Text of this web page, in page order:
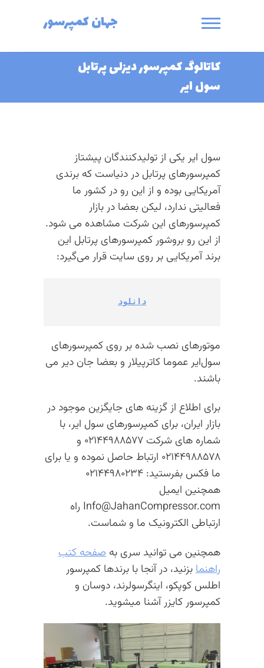
جهان کمپرسور
کاتالوگ کمپرسور دیزلی پرتابل
سول ایر
سول ایر یکی از تولیدکنندگان پیشتاز
کمپرسورهای پرتابل در دنیاست که برندی
آمریکایی بوده و از این رو در کشور ما
فعالیتی ندارد، لیکن بعضا در بازار
کمپرسورهای این شرکت مشاهده می شود.
از این رو بروشور کمپرسورهای پرتابل این
برند آمریکایی بر روی سایت قرار می‌گیرد:
دانلود
موتورهای نصب شده بر روی کمپرسورهای
سول‌ایر عموما کاترپیلار و بعضا جان دیر می
باشند.
برای اطلاع از گزینه های جایگزین موجود در
بازار ایران، برای کمپرسورهای سول ایر، با
شماره های شرکت ۰۲۱۴۴۹۸۸۵۷۷ و
۰۲۱۴۴۹۸۸۵۷۸ ارتباط حاصل نموده و یا برای
ما فکس بفرستید: ۰۲۱۴۴۹۸۰۲۳۴
همچنین ایمیل
Info@JahanCompressor.com راه
ارتباطی الکترونیک ما و شماست.
همچنین می توانید سری به صفحه کتب
راهنمابزنید، در آنجا با برندها کمپرسور
اطلس کوپکو، اینگرسولرند، دوسان و
کمپرسور کایزر آشنا میشوید.